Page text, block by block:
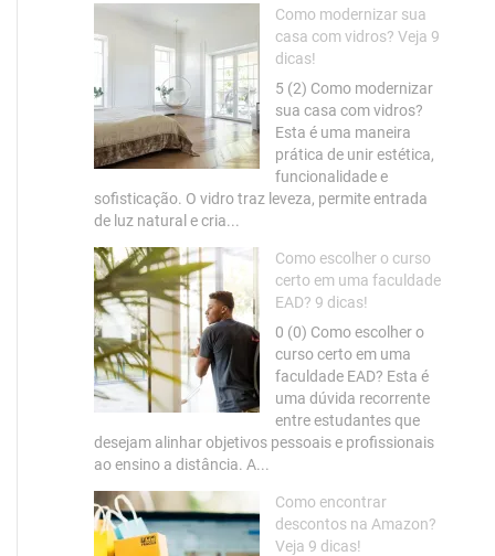
Como modernizar sua
casa com vidros? Veja 9
dicas!
5 (2) Como modernizar
sua casa com vidros?
Esta é uma maneira
prática de unir estética,
funcionalidade e
sofisticação. O vidro traz leveza, permite entrada
de luz natural e cria...
Como escolher o curso
certo em uma faculdade
EAD? 9 dicas!
0 (0) Como escolher o
curso certo em uma
faculdade EAD? Esta é
uma dúvida recorrente
entre estudantes que
desejam alinhar objetivos pessoais e profissionais
ao ensino a distância. A...
Como encontrar
descontos na Amazon?
Veja 9 dicas!